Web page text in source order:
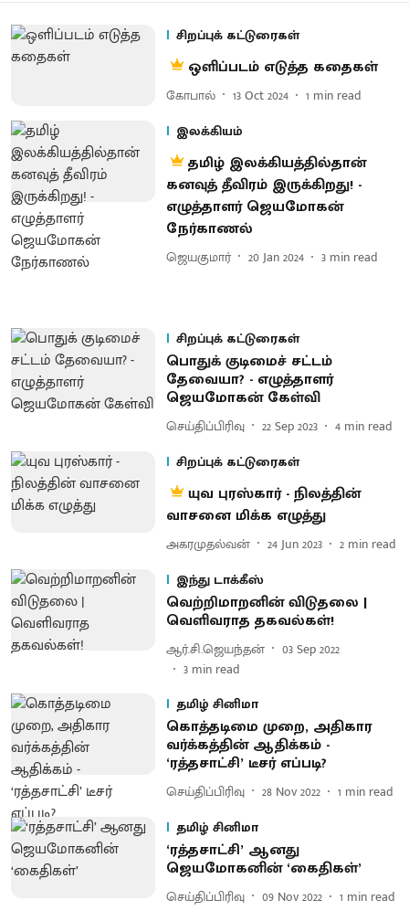
சிறப்புக் கட்டுரைகள்
ஒளிப்படம் எடுத்த கதைகள்
கோபால் 13 Oct 2024 1 min read
இலக்கியம்
தமிழ் இலக்கியத்தில்தான்
கனவுத் தீவிரம் இருக்கிறது! -
எழுத்தாளர் ஜெயமோகன்
நேர்காணல்
ஜெயகுமார் 20 Jan 2024 3 min read
சிறப்புக் கட்டுரைகள்
பொதுக் குடிமைச் சட்டம்
தேவையா? - எழுத்தாளர்
ஜெயமோகன் கேள்வி
செய்திப்பிரிவு 22 Sep 2023 4 min read
சிறப்புக் கட்டுரைகள்
யுவ புரஸ்கார் - நிலத்தின்
வாசனை மிக்க எழுத்து
அகரமுதல்வன் 24 Jun 2023 2 min read
இந்து டாக்கீஸ்
வெற்றிமாறனின் விடுதலை |
வெளிவராத தகவல்கள்!
ஆர்.சி.ஜெயந்தன்
03 Sep 2022
3 min read
தமிழ் சினிமா
கொத்தடிமை முறை, அதிகார
வர்க்கத்தின் ஆதிக்கம் -
‘ரத்தசாட்சி’ டீசர் எப்படி?
செய்திப்பிரிவு 28 Nov 2022 1 min read
தமிழ் சினிமா
‘ரத்தசாட்சி’ ஆனது
ஜெயமோகனின் ‘கைதிகள்’
செய்திப்பிரிவு 09 Nov 2022 1 min read